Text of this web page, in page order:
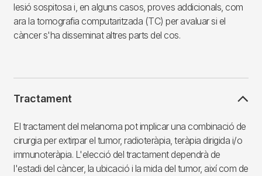
lesió sospitosa i, en alguns casos, proves addicionals, com
ara la tomografia computaritzada (TC) per avaluar si el
càncer s'ha disseminat altres parts del cos.
Tractament
El tractament del melanoma pot implicar una combinació de
cirurgia per extirpar el tumor, radioteràpia, teràpia dirigida i/o
immunoteràpia. L'elecció del tractament dependrà de
l'estadi del càncer, la ubicació i la mida del tumor, així com de